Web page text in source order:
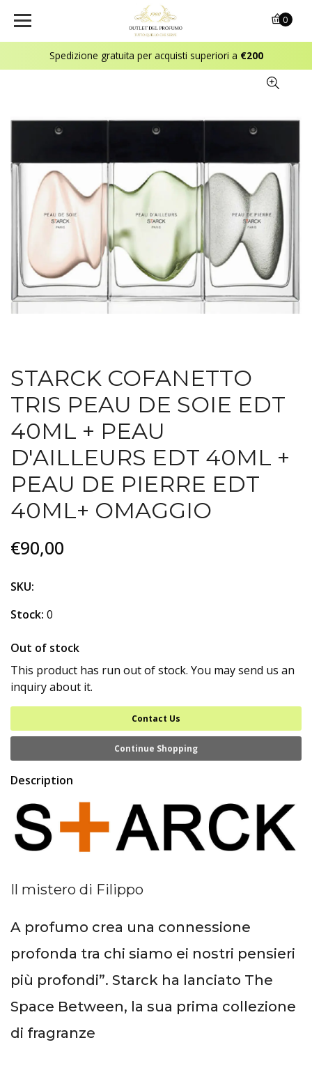
Spedizione gratuita per acquisti superiori a €200
0
STARCK COFANETTO
TRIS PEAU DE SOIE EDT
40ML + PEAU
D'AILLEURS EDT 40ML +
PEAU DE PIERRE EDT
40ML+ OMAGGIO
€90,00
SKU:
Stock: 0
Out of stock
This product has run out of stock. You may send us an
inquiry about it.
Contact Us
Continue Shopping
Description
Il mistero di Filippo
A profumo crea una connessione
profonda tra chi siamo ei nostri pensieri
più profondi”. Starck ha lanciato The
Space Between, la sua prima collezione
di fragranze